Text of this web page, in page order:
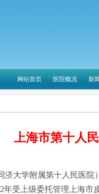
新
医院概况
网站首页
上海市第十人
学附属第十人民医院
年受上级委托管理上海市